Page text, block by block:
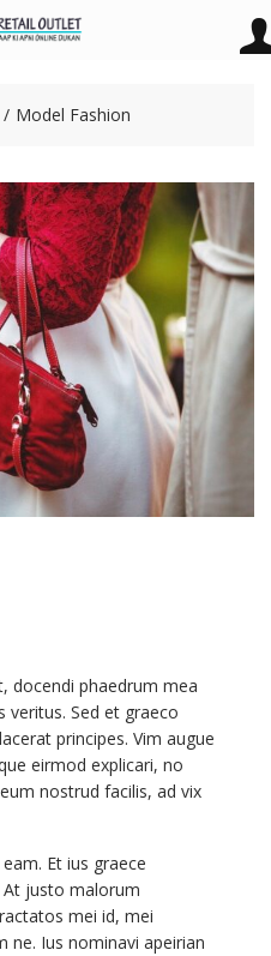
Model Fashion
docendi phaedrum mea
veritus. Sed et graeco
principes. Vim augue
eirmod explicari, no
nostrud facilis, ad vix
Et ius graece
At justo malorum
mei id, mei
ne. Ius nominavi apeirian